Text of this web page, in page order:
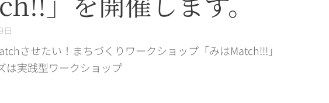
日
させたい！まちづくりワークショップ「みはMatch!!!」
は実践型ワークショップ🔥